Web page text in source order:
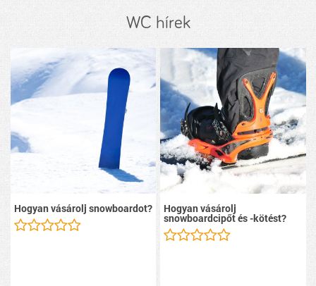
WC hírek
Hogyan vásárolj snowboardot? Hogyan vásárolj
snowboardcipőt és -kötést?